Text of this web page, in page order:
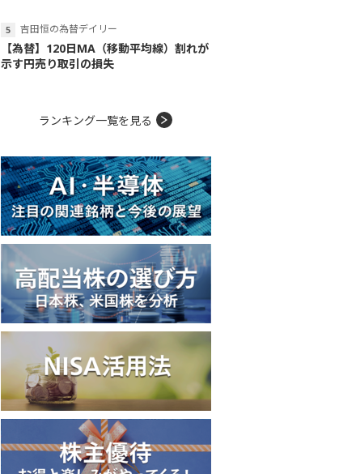
吉田恒の為替デイリー
【為替】120日MA（移動平均線）割れが
示す円売り取引の損失
ランキング一覧を見る